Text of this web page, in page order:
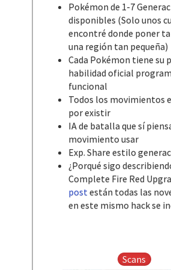
Pokémon de 1-7
disponibles (Solo unos
encontré donde poner
una región tan pequeña)​
Cada Pokémon tiene su
habilidad oficial
funcional​
Todos los movimientos
por existir​
IA de batalla que sí
movimiento usar​
Exp. Share estilo
¿Porqué sigo
Complete Fire Red
postestán todas las
en este mismo hack se
Scans